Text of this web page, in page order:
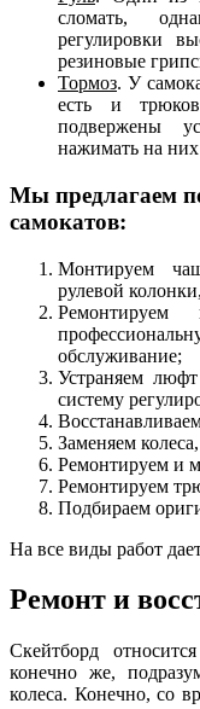
сломать,
регулировки
резиновые
Тормоз. У
есть и
подвержены
нажимать на них
Мы предлагаем
самокатов:
Монтируем
рулевой
обслуживание;
Устраняем
систему
Заменяем
Ремонтируем и
Ремонтируем
Подбираем
На все виды работ
Ремонт и
Скейтборд
конечно же,
колеса. Конечно, со